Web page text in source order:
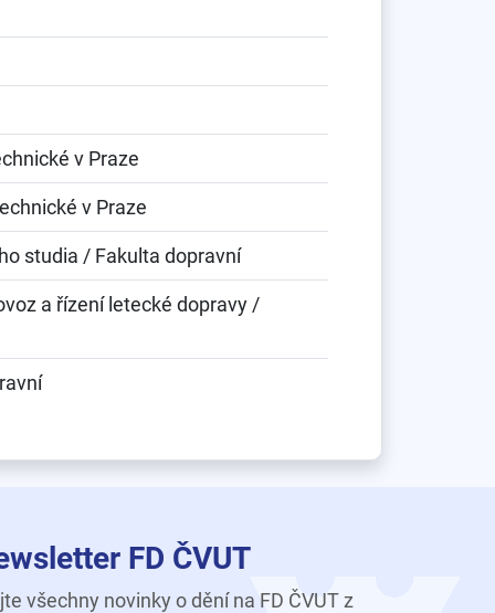
v Praze
v Praze
studia / Fakulta dopravní
a řízení letecké dopravy /
FD ČVUT
všechny novinky o dění na FD ČVUT z